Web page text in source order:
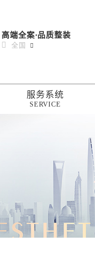
高端全案·品质整装
全国
服务系统
SERVICE